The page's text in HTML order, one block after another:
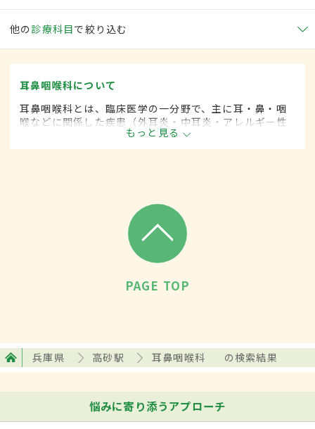
他の 診療科目で絞り込む
耳鼻咽喉科について
耳鼻咽喉科とは、臨床医学の一分野で、主に耳・鼻・咽
喉などに関係した疾患（外耳炎・中耳炎・アレルギー性
鼻炎・咽頭がん・扁桃炎・喉頭がんなど）を専門的に取
り扱います。
もっと見る
PAGE TOP
兵庫県 高砂駅 耳鼻咽喉科 の検索結果
悩みに寄り添うアプローチ